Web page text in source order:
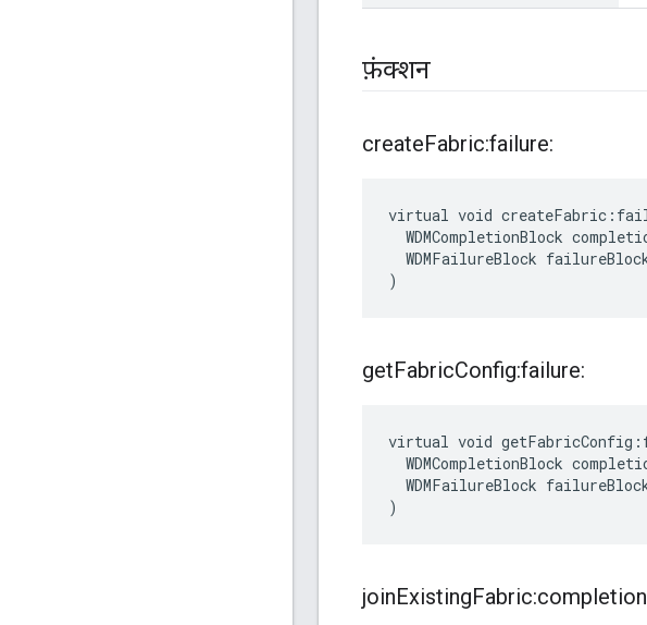
फ़ंक्शन
createFabric:failure:
virtual void
WDMCompletionBlock
WDMFailureBlock
)
getFabricConfig:failure:
virtual void
WDMCompletionBlock
WDMFailureBlock
)
joinExisting